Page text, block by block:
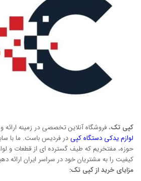
کپی تک، فروشگاه آنلاین تخصصی در زمینه ارائه
لوازم یدکی دستگاه کپی در فردیس باست. ما با
حوزه، مفتخریم که طیف گسترده ای از قطعات و
کیفیت را به مشتریان خود در سراسر ایران ارائه
مزایای خرید از کپی تک: